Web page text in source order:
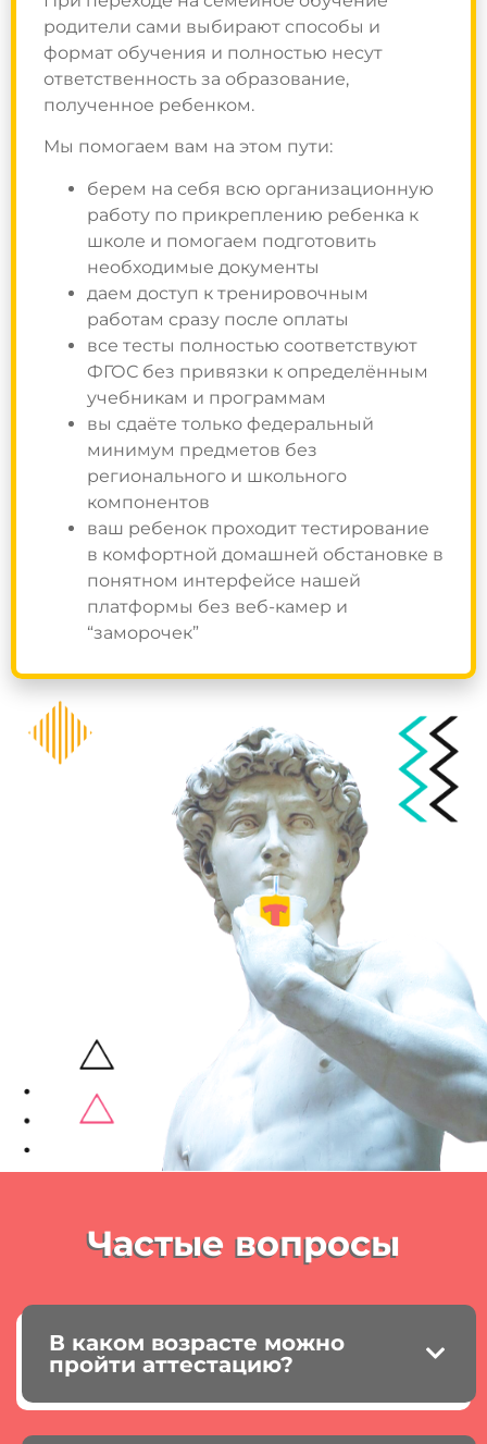
родители сами выбирают способы и
формат обучения и полностью несут
ответственность за образование,
полученное ребенком.
Мы помогаем вам на этом пути:
берем на себя всю организационную
работу по прикреплению ребенка к
школе и помогаем подготовить
необходимые документы
даем доступ к тренировочным
работам сразу после оплаты
все тесты полностью соответствуют
ФГОС без привязки к определённым
учебникам и программам
вы сдаёте только федеральный
минимум предметов без
регионального и школьного
компонентов
ваш ребенок проходит тестирование
в комфортной домашней обстановке в
понятном интерфейсе нашей
платформы без веб-камер и
“заморочек”
Частые вопросы
В каком возрасте можно
пройти аттестацию?